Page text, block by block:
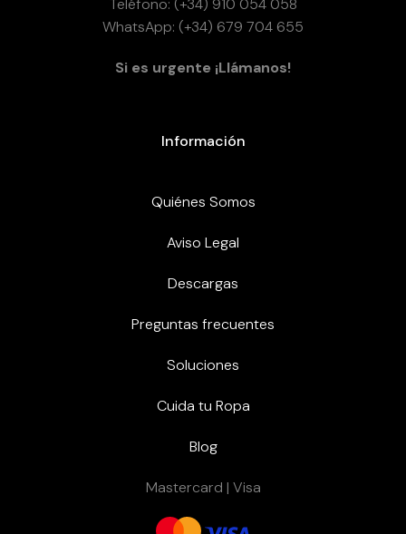
WhatsApp: (+34) 679 704 655
Si es urgente ¡Llámanos!
Información
Quiénes Somos
Aviso Legal
Descargas
Preguntas frecuentes
Soluciones
Cuida tu Ropa
Blog
Mastercard | Visa